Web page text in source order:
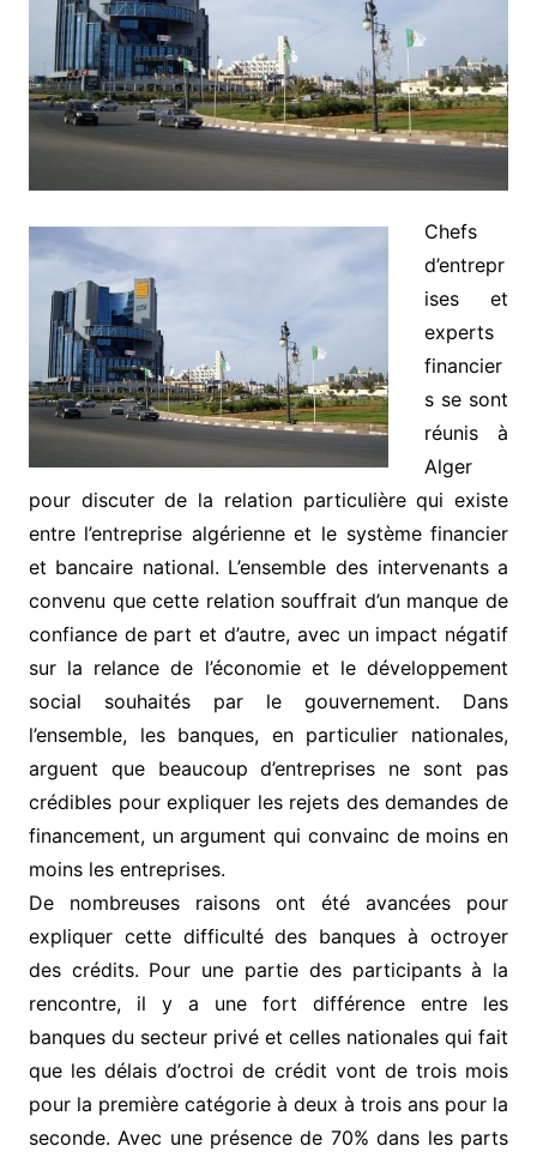
Chefs
d’entrepr
ises et
experts
financier
s se sont
réunis à
Alger
pour discuter de la relation particulière qui existe
entre l’entreprise algérienne et le système financier
et bancaire national. L’ensemble des intervenants a
convenu que cette relation souffrait d’un manque de
confiance de part et d’autre, avec un impact négatif
sur la relance de l’économie et le développement
social souhaités par le gouvernement. Dans
l’ensemble, les banques, en particulier nationales,
arguent que beaucoup d’entreprises ne sont pas
crédibles pour expliquer les rejets des demandes de
financement, un argument qui convainc de moins en
moins les entreprises.
De nombreuses raisons ont été avancées pour
expliquer cette difficulté des banques à octroyer
des crédits. Pour une partie des participants à la
rencontre, il y a une fort différence entre les
banques du secteur privé et celles nationales qui fait
que les délais d’octroi de crédit vont de trois mois
pour la première catégorie à deux à trois ans pour la
seconde. Avec une présence de 70% dans les parts